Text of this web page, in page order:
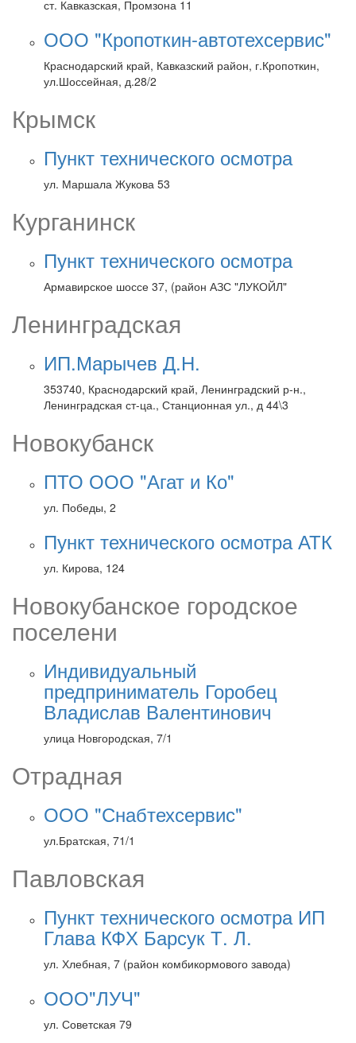
ст. Кавказская, Промзона 11
ООО "Кропоткин-автотехсервис"
Краснодарский край, Кавказский район, г.Кропоткин,
ул.Шоссейная, д.28/2
Крымск
Пункт технического осмотра
ул. Маршала Жукова 53
Курганинск
Пункт технического осмотра
Армавирское шоссе 37, (район АЗС "ЛУКОЙЛ"
Ленинградская
ИП.Марычев Д.Н.
353740, Краснодарский край, Ленинградский р-н.,
Ленинградская ст-ца., Станционная ул., д 44\3
Новокубанск
ПТО ООО "Агат и Ко"
ул. Победы, 2
Пункт технического осмотра АТК
ул. Кирова, 124
Новокубанское городское
поселени
Индивидуальный
предприниматель Горобец
Владислав Валентинович
улица Новгородская, 7/1
Отрадная
ООО "Снабтехсервис"
ул.Братская, 71/1
Павловская
Пункт технического осмотра ИП
Глава КФХ Барсук Т. Л.
ул. Хлебная, 7 (район комбикормового завода)
ООО"ЛУЧ"
ул. Советская 79